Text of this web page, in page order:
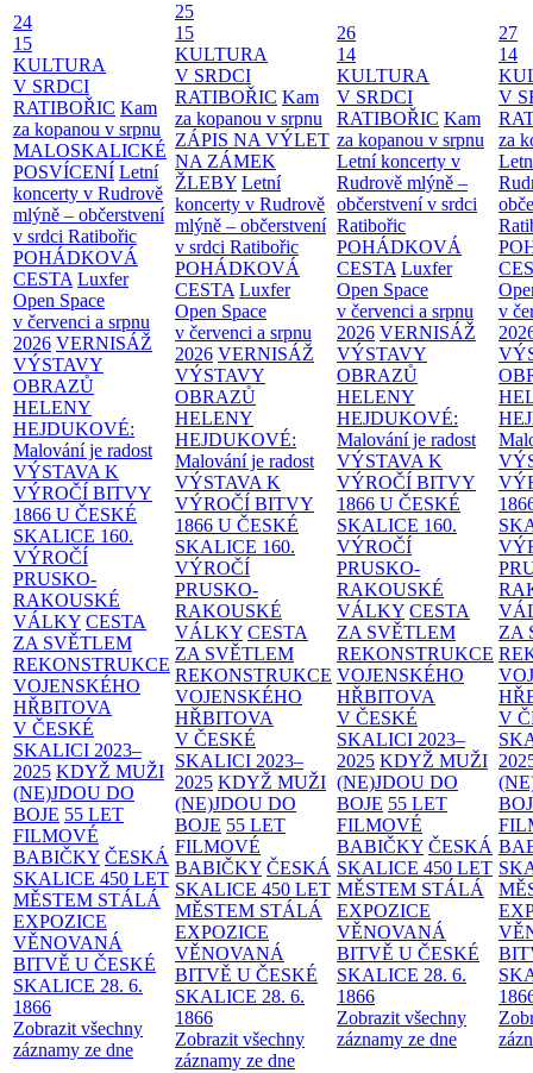
24
15
KULTURA
V SRDCI
RATIBOŘIC Kam
za kopanou v srpnu
MALOSKALICKÉ
POSVÍCENÍ Letní
koncerty v Rudrově
mlýně – občerstvení
v srdci Ratibořic
POHÁDKOVÁ
CESTA Luxfer
Open Space
v červenci a srpnu
2026 VERNISÁŽ
VÝSTAVY
OBRAZŮ
HELENY
HEJDUKOVÉ:
Malování je radost
VÝSTAVA K
VÝROČÍ BITVY
1866 U ČESKÉ
SKALICE 160.
VÝROČÍ
PRUSKO-
RAKOUSKÉ
VÁLKY CESTA
ZA SVĚTLEM
REKONSTRUKCE
VOJENSKÉHO
HŘBITOVA
V ČESKÉ
SKALICI 2023–
2025 KDYŽ MUŽI
(NE)JDOU DO
BOJE 55 LET
FILMOVÉ
BABIČKY ČESKÁ
SKALICE 450 LET
MĚSTEM STÁLÁ
EXPOZICE
VĚNOVANÁ
BITVĚ U ČESKÉ
SKALICE 28. 6.
1866
Zobrazit všechny
záznamy ze dne
25
15
KULTURA
V SRDCI
RATIBOŘIC Kam
za kopanou v srpnu
ZÁPIS NA VÝLET
NA ZÁMEK
ŽLEBY Letní
koncerty v Rudrově
mlýně – občerstvení
v srdci Ratibořic
POHÁDKOVÁ
CESTA Luxfer
Open Space
v červenci a srpnu
2026 VERNISÁŽ
VÝSTAVY
OBRAZŮ
HELENY
HEJDUKOVÉ:
Malování je radost
VÝSTAVA K
VÝROČÍ BITVY
1866 U ČESKÉ
SKALICE 160.
VÝROČÍ
PRUSKO-
RAKOUSKÉ
VÁLKY CESTA
ZA SVĚTLEM
REKONSTRUKCE
VOJENSKÉHO
HŘBITOVA
V ČESKÉ
SKALICI 2023–
2025 KDYŽ MUŽI
(NE)JDOU DO
BOJE 55 LET
FILMOVÉ
BABIČKY ČESKÁ
SKALICE 450 LET
MĚSTEM STÁLÁ
EXPOZICE
VĚNOVANÁ
BITVĚ U ČESKÉ
SKALICE 28. 6.
1866
Zobrazit všechny
záznamy ze dne
26
14
KULTURA
V SRDCI
RATIBOŘIC Kam
za kopanou v srpnu
Letní koncerty v
Rudrově mlýně –
občerstvení v srdci
Ratibořic
POHÁDKOVÁ
CESTA Luxfer
Open Space
v červenci a srpnu
2026 VERNISÁŽ
VÝSTAVY
OBRAZŮ
HELENY
HEJDUKOVÉ:
Malování je radost
VÝSTAVA K
VÝROČÍ BITVY
1866 U ČESKÉ
SKALICE 160.
VÝROČÍ
PRUSKO-
RAKOUSKÉ
VÁLKY CESTA
ZA SVĚTLEM
REKONSTRUKCE
VOJENSKÉHO
HŘBITOVA
V ČESKÉ
SKALICI 2023–
2025 KDYŽ MUŽI
(NE)JDOU DO
BOJE 55 LET
FILMOVÉ
BABIČKY ČESKÁ
SKALICE 450 LET
MĚSTEM STÁLÁ
EXPOZICE
VĚNOVANÁ
BITVĚ U ČESKÉ
SKALICE 28. 6.
1866
Zobrazit všechny
záznamy ze dne
27
14
V
za
v
ZA
V